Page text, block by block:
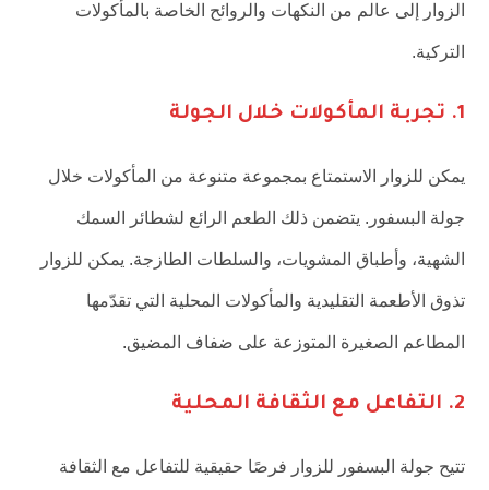
الزوار إلى عالم من النكهات والروائح الخاصة بالمأكولات
التركية.
1. تجربة المأكولات خلال الجولة
يمكن للزوار الاستمتاع بمجموعة متنوعة من المأكولات خلال
جولة البسفور. يتضمن ذلك الطعم الرائع لشطائر السمك
الشهية، وأطباق المشويات، والسلطات الطازجة. يمكن للزوار
تذوق الأطعمة التقليدية والمأكولات المحلية التي تقدّمها
المطاعم الصغيرة المتوزعة على ضفاف المضيق.
2. التفاعل مع الثقافة المحلية
تتيح جولة البسفور للزوار فرصًا حقيقية للتفاعل مع الثقافة